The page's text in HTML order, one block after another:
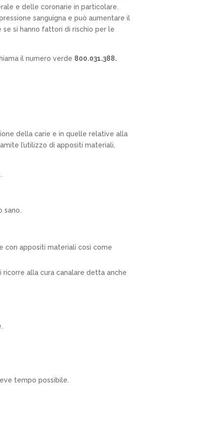
e delle coronarie in particolare.
sanguigna e può aumentare il
se si hanno fattori di rischio per le
il numero verde 800.031.388.
della carie e in quelle relative alla
l’utilizzo di appositi materiali,
con appositi materiali così come
alla cura canalare detta anche
tempo possibile.